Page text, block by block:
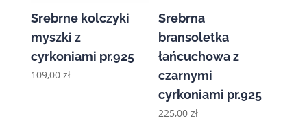
Srebrne kolczyki
myszki z
cyrkoniami pr.925
109,00 zł
Srebrna
bransoletka
łańcuchowa z
czarnymi
cyrkoniami pr.925
225,00zł